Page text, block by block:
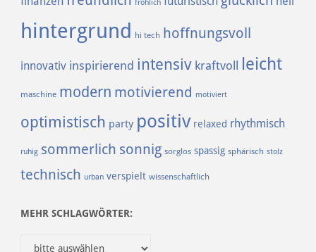
fröhlich
hintergrund hi tech hoffnungsvoll
innovativ inspirierend intensiv kraftvoll leicht
maschine modern motivierend motiviert
optimistisch party positiv relaxed rhythmisch
ruhig sommerlich sonnig sorglos spassig sphärisch stolz
technisch urban verspielt wissenschaftlich
MEHR SCHLAGWÖRTER: